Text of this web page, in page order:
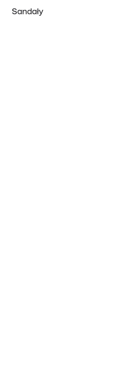
Sandały